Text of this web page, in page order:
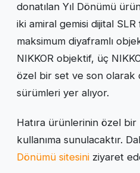
donatılan Yıl Dönümü
iki amiral gemisi dijital
maksimum diyaframlı
NIKKOR objektif, üç
özel bir set ve son olarak
sürümleri yer alıyor.
Hatıra ürünlerinin özel
kullanıma sunulacaktır.
Dönümü sitesini ziyaret